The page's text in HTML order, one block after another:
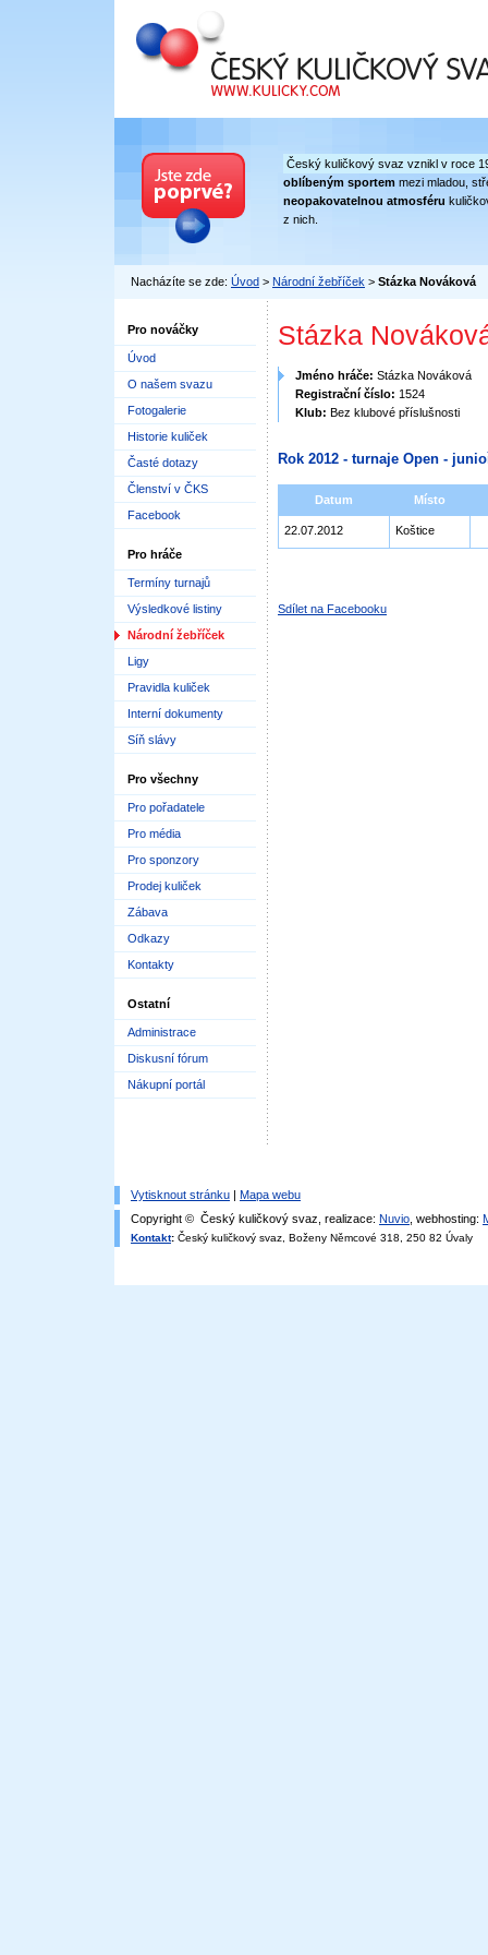
Český kuličkový svaz
Český kuličkový svaz vznikl v roce
oblíbeným sportem mezi mladou,
neopakovatelnou atmosféru
z nich.
Nacházíte se zde: Úvod > Národní žebříček > Stázka Nováková
Pro nováčky
Úvod
O našem svazu
Fotogalerie
Historie kuliček
Časté dotazy
Členství v ČKS
Facebook
Pro hráče
Termíny turnajů
Výsledkové listiny
Národní žebříček
Ligy
Pravidla kuliček
Interní dokumenty
Síň slávy
Pro všechny
Pro pořadatele
Pro média
Pro sponzory
Prodej kuliček
Zábava
Odkazy
Kontakty
Ostatní
Administrace
Diskusní fórum
Nákupní portál
Stázka
Jméno hráče: Stázka Nováková
Registrační číslo: 1524
Klub: Bez klubové příslušnosti
Rok 2012 - turnaje Open -
Datum Místo
22.07.2012 Koštice
Sdílet na Facebooku
Vytisknout stránku | Mapa webu
Copyright © Český kuličkový svaz, realizace: Nuvio , webhosting:
Kontakt: Český kuličkový svaz, Boženy Němcové 318, 250 82 Úvaly